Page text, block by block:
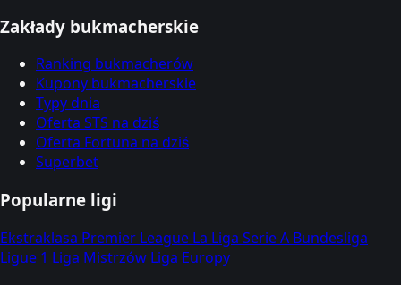
Zakłady bukmacherskie
Ranking bukmacherów
Kupony bukmacherskie
Typy dnia
Oferta STS na dziś
Oferta Fortuna na dziś
Superbet
Popularne ligi
Ekstraklasa Premier League La Liga Serie A Bundesliga
Ligue 1 Liga Mistrzów Liga Europy